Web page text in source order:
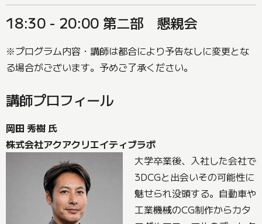
18:30 - 20:00 第二部 懇親会
※プログラム内容・講師は都合により予告なしに変更とな
る場合がございます。予めご了承ください。
講師プロフィール
岡田 秀樹 氏
株式会社アクアクリエイティブラボ
大学卒業後、入社した会社で
3DCGと出会いその可能性に
魅せられ没頭する。自動車や
工業機械のCG制作からカタ